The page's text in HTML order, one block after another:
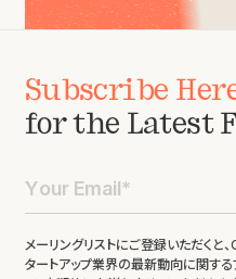
Subscribe
for the Latest
メーリングリストにご登録いただく
タートアップ業界の最新動向に関す